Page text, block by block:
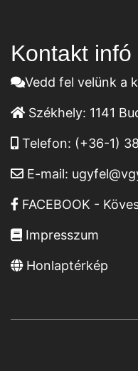
Kontakt infó
Vedd fel velünk a
Székhely: 1141
Telefon: (+36-1)
E-mail:
FACEBOOK -
Impresszum
Honlaptérkép